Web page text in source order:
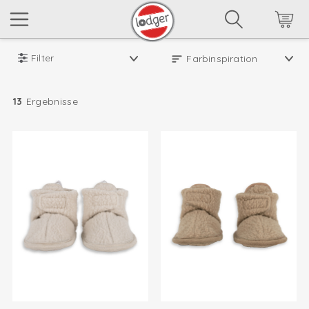
Filter
13 Ergebnisse